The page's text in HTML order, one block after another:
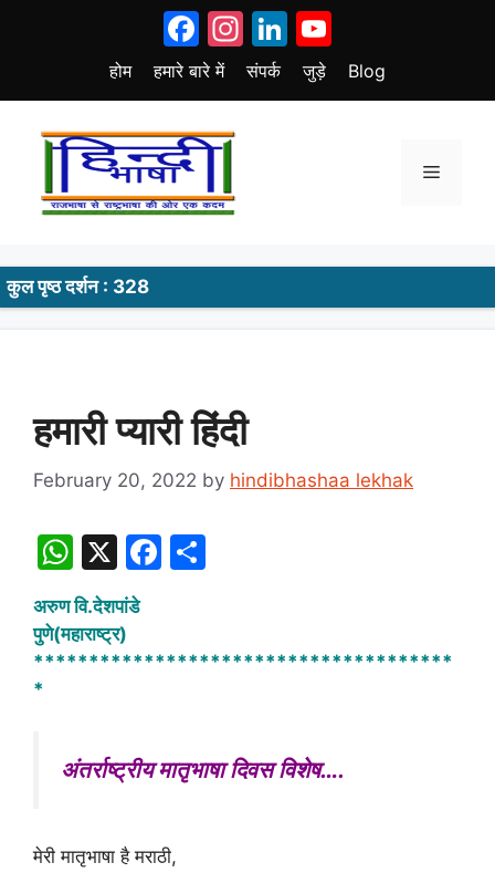
Facebook
Instagram
LinkedIn
होम हमारे बारे में संपर्क जुड़े Blog
Menu
कुल पृष्ठ दर्शन : 328
हमारी प्यारी हिंदी
February 20, 2022 by hindibhashaa lekhak
W
h
at
s
p
X
F
e
o
e
अरुण वि.देशपांडे
पुणे(महाराष्ट्र)
**************************************
*
अंतर्राष्ट्रीय मातृभाषा दिवस विशेष….
मेरी मातृभाषा है मराठी,